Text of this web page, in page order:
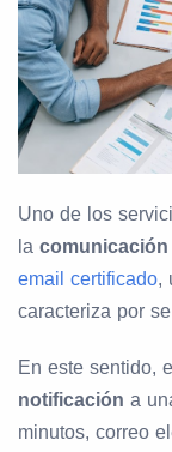
Uno de los
la comunicación
email certificado,
caracteriza por
En este sentido,
notificación a
minutos, correo